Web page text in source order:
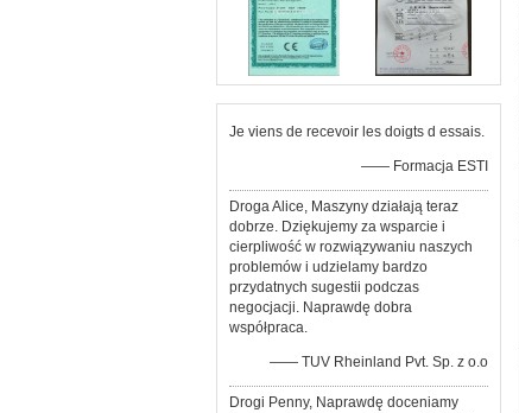
Je viens de recevoir les doigts d essais.
—— Formacja ESTI
Droga Alice, Maszyny działają teraz
dobrze. Dziękujemy za wsparcie i
cierpliwość w rozwiązywaniu naszych
problemów i udzielamy bardzo
przydatnych sugestii podczas
negocjacji. Naprawdę dobra
współpraca.
—— TUV Rheinland Pvt. Sp. z o.o
Drogi Penny, Naprawdę doceniamy